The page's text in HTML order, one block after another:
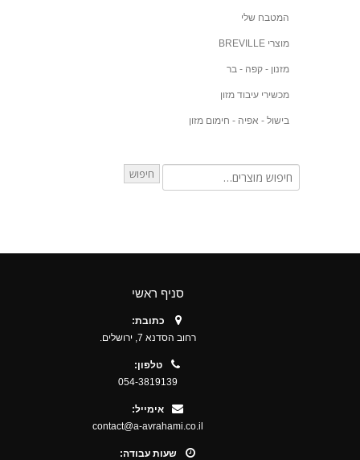
המטבח שלי
מוצרי BREVILLE
מזנון - קפה - בר
מכשירי עיבוד מזון
בישול - אפיה - חימום מזון
חיפוש
סניף ראשי
כתובת:
רחוב הסדנא 7, ירושלים.
טלפון:
054-3819139
אימייל:
contact@a-avrahami.co.il
שעות עבודה: